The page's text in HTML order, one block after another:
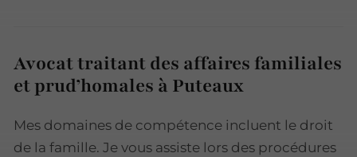
Avocat traitant des affaires familiales
et prud’homales à Puteaux
Mes domaines de compétence incluent le droit
de la famille. Je vous assiste lors des procédures